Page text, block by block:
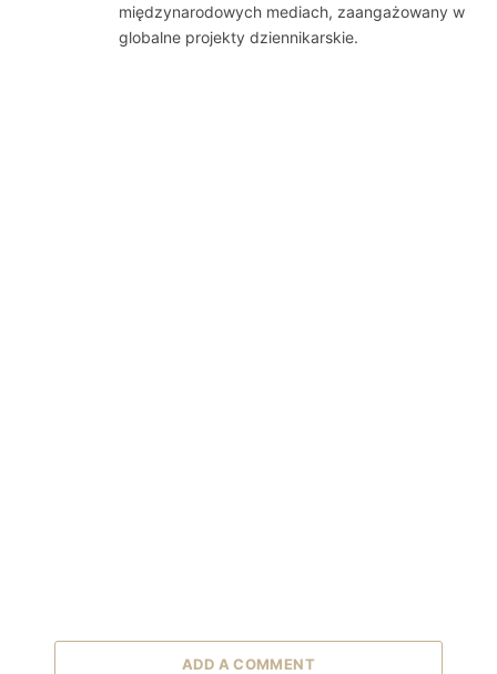
międzynarodowych mediach, zaangażowany w
globalne projekty dziennikarskie.
ADD A COMMENT